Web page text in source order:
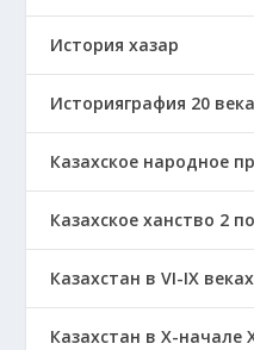
История хазар
Историяграфия 20 века
Казахское народное
Казахское ханство 2
Казахстан в VI-IX веках
Казахстан в X-начале